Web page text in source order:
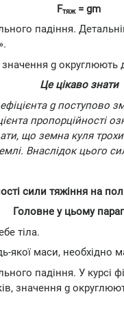
Fтяж= gm
падіння.
значення g округлюють
Це цікаво знати
g поступово
пропорційності
що земна куля
Внаслідок цього
сили тяжіння на
Головне у цьому
тіла.
якої маси, необхідно
падіння. У курсі
значення g